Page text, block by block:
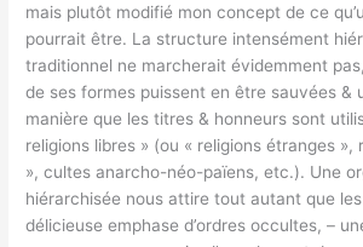
mais plutôt modifié mon concept de ce
pourrait être. La structure intensément
traditionnel ne marcherait évidemment
de ses formes puissent en être sauvées &
manière que les titres & honneurs sont
religions libres » (ou « religions étranges »,
», cultes anarcho-néo-païens, etc.). Une
hiérarchisée nous attire tout autant que les
délicieuse emphase d’ordres occultes, –